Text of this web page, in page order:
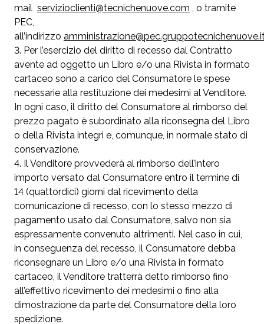
mail servizioclienti@tecnichenuove.com , o tramite
PEC,
all’indirizzo
Per l’esercizio del diritto di recesso dal Contratto
avente ad oggetto un Libro e/o una Rivista in formato
cartaceo sono a carico del Consumatore le spese
necessarie alla restituzione dei medesimi al Venditore.
In ogni caso, il diritto del Consumatore al rimborso del
prezzo pagato è subordinato alla riconsegna del Libro
o della Rivista integri e, comunque, in normale stato di
conservazione.
Il Venditore provvederà al rimborso dell’intero
importo versato dal Consumatore entro il termine di
14 (quattordici) giorni dal ricevimento della
comunicazione di recesso, con lo stesso mezzo di
pagamento usato dal Consumatore, salvo non sia
espressamente convenuto altrimenti. Nel caso in cui,
in conseguenza del recesso, il Consumatore debba
riconsegnare un Libro e/o una Rivista in formato
cartaceo, il Venditore tratterrà detto rimborso fino
all’effettivo ricevimento dei medesimi o fino alla
dimostrazione da parte del Consumatore della loro
spedizione.